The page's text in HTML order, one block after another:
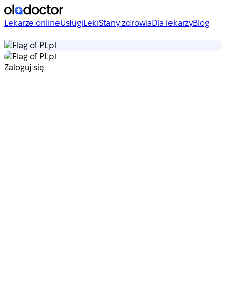
Lekarze onlineUsługi LekiStany zdrowiaDla lekarzyBlog
pl
pl
Zaloguj się